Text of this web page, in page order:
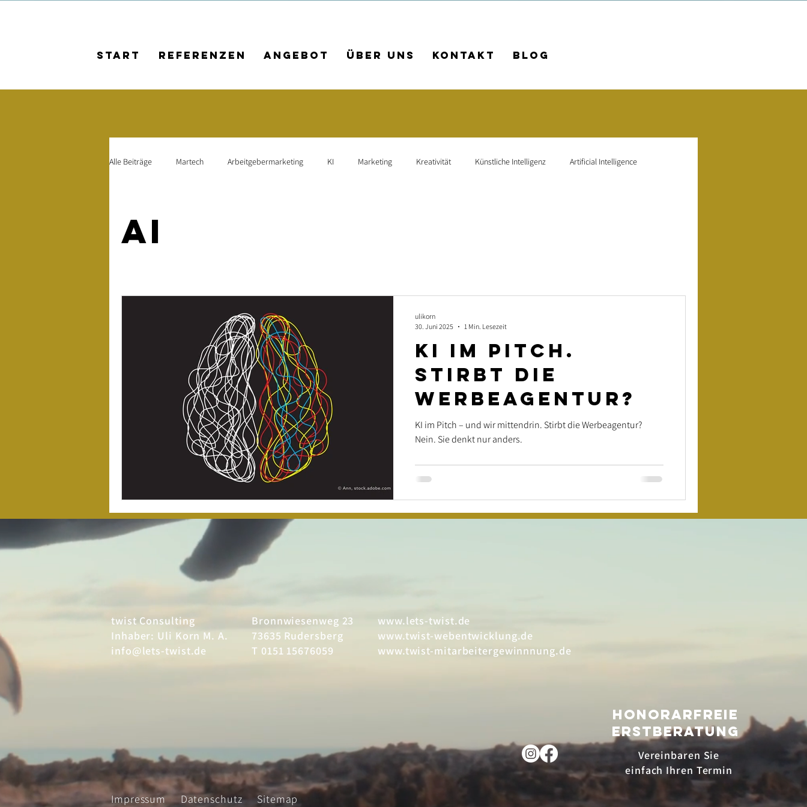
Start Referenzen Angebot Über uns Kontakt Blog
Alle Beiträge Martech Arbeitgebermarketing KI Marketing Kreativität Künstliche Intelligenz Artificial Intelligence
AI
KI im Pitch.
Stirbt die
Werbeagentur?
KI im Pitch – und wir mittendrin. Stirbt die Werbeagentur?
Nein. Sie denkt nur anders.
ulikorn
30. Juni 2025
1 Min. Lesezeit
Vereinbaren Sie
einfach Ihren Termin
HONORARfreie
ERSTBERATUNG
twist Consulting
Inhaber: Uli Korn M. A.
info@lets-twist.de
Bronnwiesenweg 23
73635 Rudersberg
T 0151 15676059
www.lets-twist.de
www.twist-webentwicklung.de
www.twist-mitarbeitergewinnnung.de
Impressum Datenschutz Sitemap